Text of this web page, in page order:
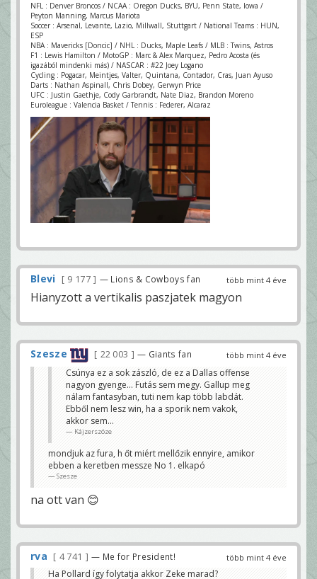
NFL : Denver Broncos / NCAA : Oregon Ducks, BYU, Penn State, Iowa /
Peyton Manning, Marcus Mariota
Soccer : Arsenal, Levante, Lazio, Millwall, Stuttgart / National Teams : HUN,
ESP
NBA : Mavericks [Doncic] / NHL : Ducks, Maple Leafs / MLB : Twins, Astros
F1 : Lewis Hamilton / MotoGP : Marc & Alex Marquez, Pedro Acosta (és
igazából mindenki más) / NASCAR : #22 Joey Logano
Cycling : Pogacar, Meintjes, Valter, Quintana, Contador, Cras, Juan Ayuso
Darts : Nathan Aspinall, Chris Dobey, Gerwyn Price
UFC : Justin Gaethje, Cody Garbrandt, Nate Diaz, Brandon Moreno
Euroleague : Valencia Basket / Tennis : Federer, Alcaraz
több mint 4 éve
Blevi 9 177 — Lions & Cowboys fan
Hianyzott a vertikalis paszjatek magyon
több mint 4 éve
Szesze 22 003 — Giants fan
Csúnya ez a sok zászló, de ez a Dallas offense
nagyon gyenge... Futás sem megy. Gallup meg
nálam fantasyban, tuti nem kap több labdát.
Ebből nem lesz win, ha a sporik nem vakok,
akkor sem...
Kájzerszóze
mondjuk az fura, h őt miért mellőzik ennyire, amikor
ebben a keretben messze No 1. elkapó
Szesze
na ott van 😊
több mint 4 éve
rva 4 741 — Me for President!
Ha Pollard így folytatja akkor Zeke marad?